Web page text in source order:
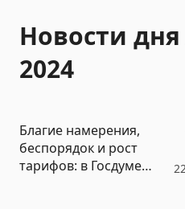
Новости
2024
Благие намерения,
беспорядок и рост
тарифов: в Госдуме